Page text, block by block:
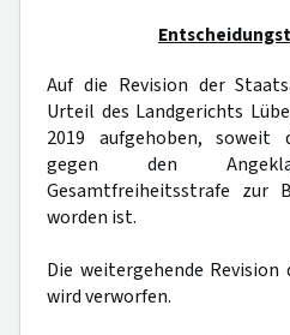
Auf die Revision der
Urteil des Landgerichts
2019 aufgehoben, soweit
gegen den
Gesamtfreiheitsstrafe zur
worden ist.
Die weitergehende
wird verworfen.